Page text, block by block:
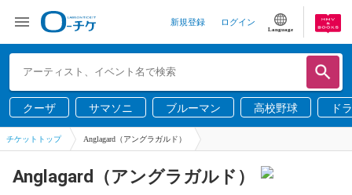
新規登録 ログイン
Language
クーザ サマソニ ブルーマン 高校野球 ド
チケットトップ Anglagard（アングラガルド）
Anglagard（アングラガルド）